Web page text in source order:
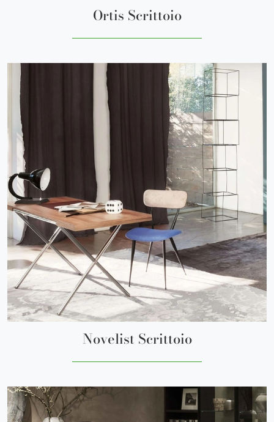
Ortis Scrittoio
Novelist Scrittoio